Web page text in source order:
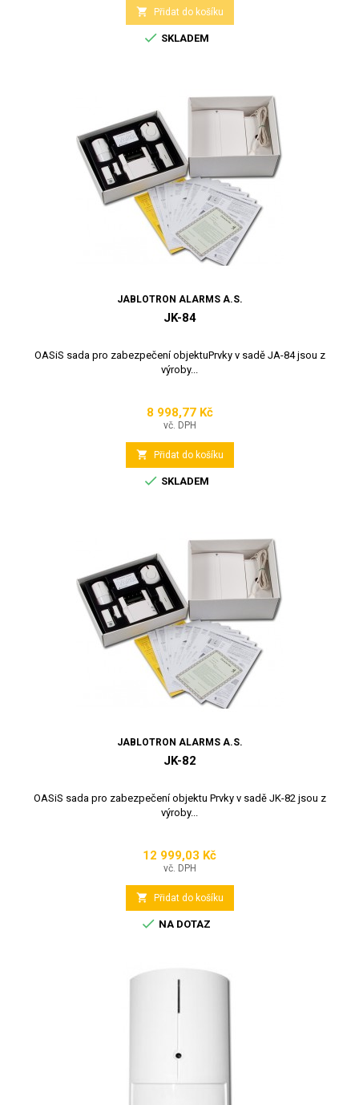
 Přidat do košíku
 SKLADEM
JABLOTRON ALARMS A.S.
JK-84
OASiS sada pro zabezpečení objektuPrvky v sadě JA-84 jsou z
výroby...
Cena
8 998,77 Kč
vč. DPH
 Přidat do košíku
 SKLADEM
JABLOTRON ALARMS A.S.
JK-82
OASiS sada pro zabezpečení objektu Prvky v sadě JK-82 jsou z
výroby...
Cena
12 999,03 Kč
vč. DPH
 Přidat do košíku
 NA DOTAZ